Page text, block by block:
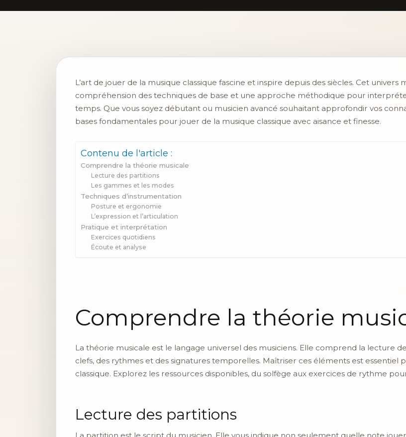
L’art de jouer de la musique classique fascine et inspire depuis des siècles. Cet
compréhension des techniques de base et une approche méthodique pour
temps. Que vous soyez débutant ou musicien avancé souhaitant approfondir vos
bases fondamentales pour jouer de la musique classique avec aisance et finesse.
Contenu de l'article :
Comprendre la théorie musicale
Lecture des partitions
Les gammes et les modes
Techniques d’instrumentation
Posture et ergonomie
L’expression et l’articulation
Pratique et interprétation
Exercices quotidiens
Écoute et analyse
Comprendre la théorie
La théorie musicale est le langage universel des musiciens. Elle comprend la lecture
clefs, des rythmes et des signatures temporelles. Maîtriser ces éléments est
classique. Explorez les ressources disponibles, du solfège aux exercices de rythme
Lecture des partitions